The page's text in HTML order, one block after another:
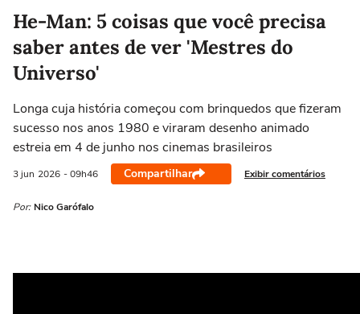
He-Man: 5 coisas que você precisa
saber antes de ver 'Mestres do
Universo'
Longa cuja história começou com brinquedos que fizeram
sucesso nos anos 1980 e viraram desenho animado
estreia em 4 de junho nos cinemas brasileiros
3 jun 2026 - 09h46 Compartilhar Exibir comentários
Por: Nico Garófalo